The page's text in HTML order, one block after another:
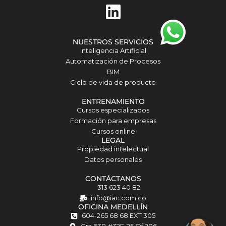
i
n
k
e
d
i
n
NUESTROS SERVICIOS
Inteligencia Artificial
Automatización de Procesos
BIM
Ciclo de vida de producto
ENTRENAMIENTO
Cursos especializados
Formación para empresas
Cursos online
LEGAL
Propiedad intelectual
Datos personales
CONTÁCTANOS
313 623 40 82
info@iac.com.co
OFICINA MEDELLÍN
604-265 68 68 EXT 305